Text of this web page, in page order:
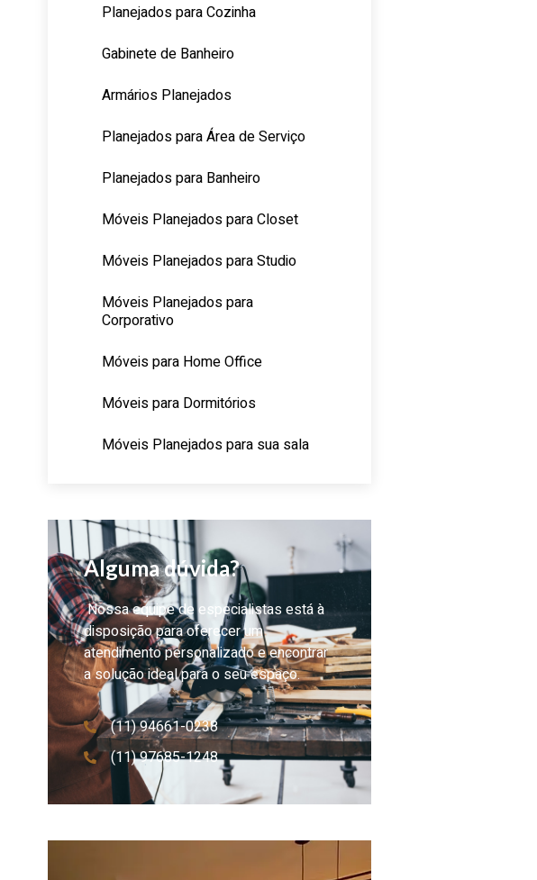
Planejados para Cozinha
Gabinete de Banheiro
Armários Planejados
Planejados para Área de Serviço
Planejados para Banheiro
Móveis Planejados para Closet
Móveis Planejados para Studio
Móveis Planejados para
Corporativo
Móveis para Home Office
Móveis para Dormitórios
Móveis Planejados para sua sala
Alguma dúvida?
Nossa equipe de especialistas está à
disposição para oferecer um
atendimento personalizado e encontrar
a solução ideal para o seu espaço.
(11) 94661-0238
(11) 97685-1248